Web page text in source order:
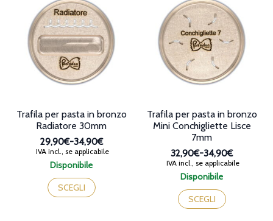
Le
opzioni
possono
essere
scelte
nella
pagina
Le
opzioni
possono
essere
scelte
nella
pagina
Disponibile
Trafila per pasta in bronzo
Radiatore 30mm
29,90€-34,90€
Fascia
di
da
29,90€
IVA incl., se applicabile
SCEGLI
Questo
prodotto
ha
Disponibile
Trafila per pasta in bronzo
Mini Conchigliette Lisce
7mm
32,90€-34,90€
Fascia
di
da
32,90€
IVA incl., se applicabile
SCEGLI
Questo
prodotto
ha